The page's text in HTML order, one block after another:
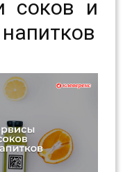
соков и